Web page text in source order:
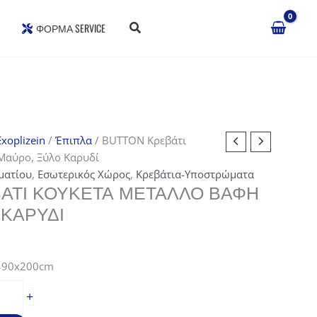
ΦΌΡΜΑ SERVICE
/ Έπιπλα/ BUTTON Κρεβάτι
Ξύλο Καρυδί
, Εσωτερικός Χώρος, Κρεβάτια-Υποστρώματα
ΚΟΥΚΈΤΑ ΜΈΤΑΛΛΟ ΒΑΦΉ
+